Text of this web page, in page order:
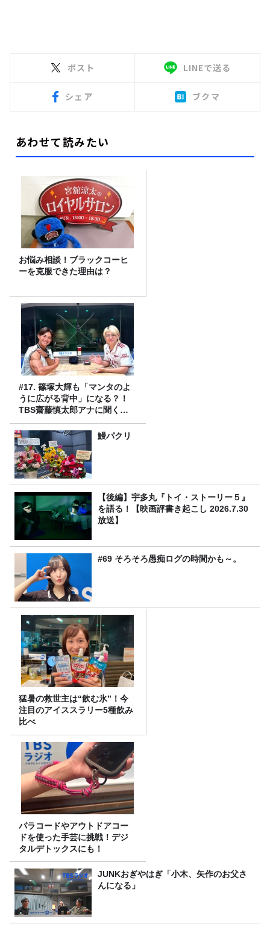
ポスト LINEで送る
シェア ブクマ
あわせて読みたい
お悩み相談！ブラックコーヒ
ーを克服できた理由は？
#17. 篠塚大輝も「マンタのよ
うに広がる背中」になる？！
TBS齋藤慎太郎アナに聞くメ
ンズフィジークの魅力！！
鰻パクリ
【後編】宇多丸『トイ・ストーリー５』
を語る！【映画評書き起こし 2026.7.30
放送】
#69 そろそろ愚痴ログの時間かも～。
猛暑の救世主は“飲む氷”！今
注目のアイススラリー5種飲み
比べ
パラコードやアウトドアコー
ドを使った手芸に挑戦！デジ
タルデトックスにも！
JUNKおぎやはぎ「小木、矢作のお父さ
んになる」